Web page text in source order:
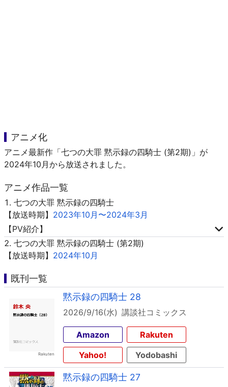
アニメ化
アニメ最新作「七つの大罪 黙示録の四騎士 (第2期)」が
2024年10月から放送されました。
アニメ作品一覧
七つの大罪 黙示録の四騎士
【放送時期】 2023年10月〜2024年3月
【PV紹介】
七つの大罪 黙示録の四騎士 (第2期)
【放送時期】 2024年10月
既刊一覧
黙示録の四騎士 28
2026/9/16(水) 講談社コミックス
Amazon
Rakuten
Yahoo!
Yodobashi
黙示録の四騎士 27